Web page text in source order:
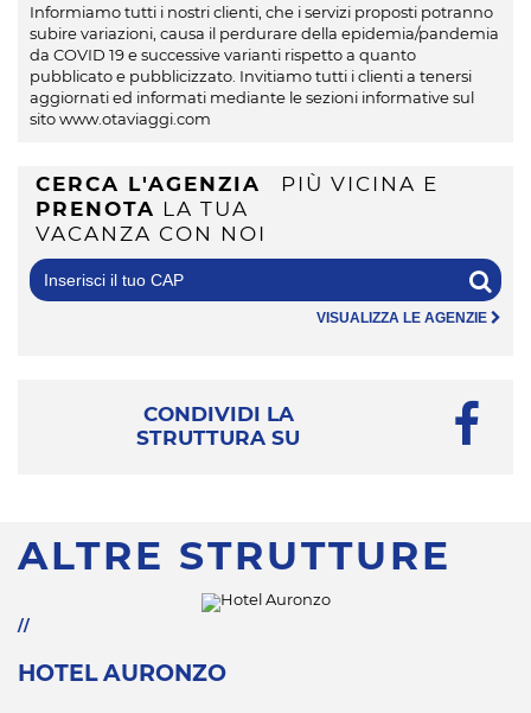
Informiamo tutti i nostri clienti, che i servizi proposti potranno
subire variazioni, causa il perdurare della epidemia/pandemia
da COVID 19 e successive varianti rispetto a quanto
pubblicato e pubblicizzato. Invitiamo tutti i clienti a tenersi
aggiornati ed informati mediante le sezioni informative sul
sito www.otaviaggi.com
CERCA L'AGENZIA
PIÙ VICINA E
PRENOTA
LA TUA
VACANZA CON NOI
VISUALIZZA LE AGENZIE
CONDIVIDI LA
STRUTTURA SU
ALTRE STRUTTURE
HOTEL AURONZO